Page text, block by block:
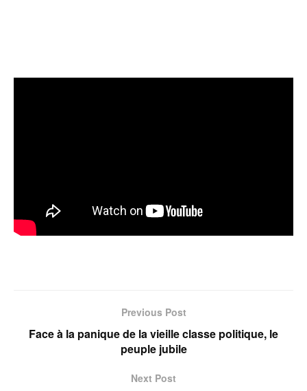
Previous Post
Face à la panique de la vieille classe politique, le
peuple jubile
Next Post